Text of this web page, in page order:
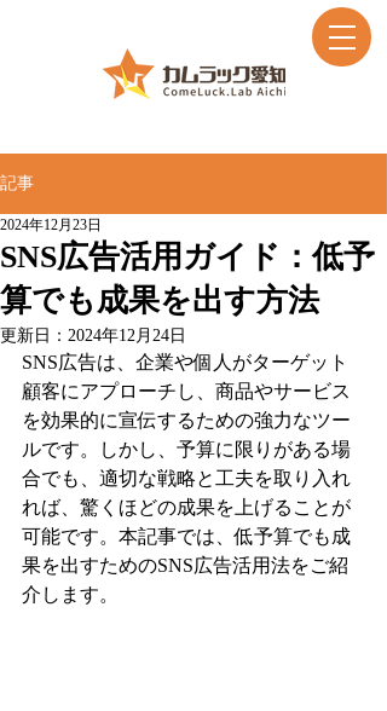
記事
SNS広告活用ガイド：低予
算でも成果を出す方法
2024年12月23日
更新日： 2024年12月24日
SNS広告は、企業や個人がターゲット
顧客にアプローチし、商品やサービス
を効果的に宣伝するための強力なツー
ルです。しかし、予算に限りがある場
合でも、適切な戦略と工夫を取り入れ
れば、驚くほどの成果を上げることが
可能です。本記事では、低予算でも成
果を出すためのSNS広告活用法をご紹
介します。